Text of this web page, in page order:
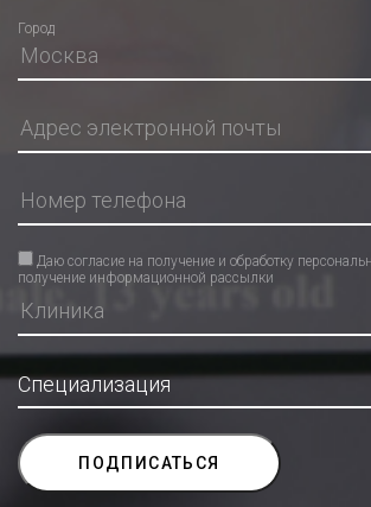
Город
Даю согласие на получение и обработку
получение информационной рассылки